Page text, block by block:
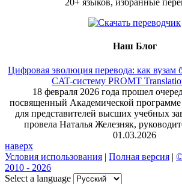
20+ языков, избранные
Наш Блог
Цифровая эволюция перевода: как вузам
CAT-систему PROMT
18 февраля 2026 года прошел
посвященный Академической
для представителей высших учебных
провела Наталья Железняк,
01.03.2026
наверх
Условия использования | Полная версия |
2010 - 2026
Select a language